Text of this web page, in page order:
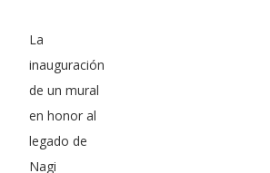
La
inauguración
de un mural
en honor al
legado de
Nagi